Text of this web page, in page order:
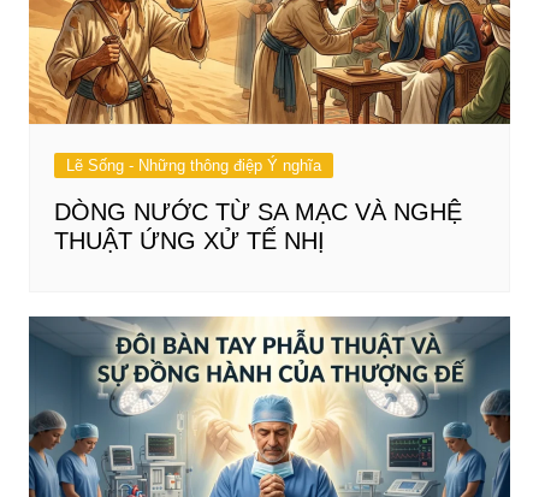
Lẽ Sống - Những thông điệp Ý nghĩa
DÒNG NƯỚC TỪ SA MẠC VÀ NGHỆ
THUẬT ỨNG XỬ TẾ NHỊ